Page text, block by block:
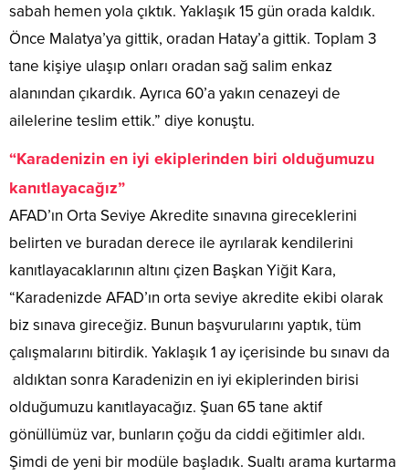
sabah hemen yola çıktık. Yaklaşık 15 gün orada kaldık.
Önce Malatya’ya gittik, oradan Hatay’a gittik. Toplam 3
tane kişiye ulaşıp onları oradan sağ salim enkaz
alanından çıkardık. Ayrıca 60’a yakın cenazeyi de
ailelerine teslim ettik.” diye konuştu.
“Karadenizin en iyi ekiplerinden biri olduğumuzu
kanıtlayacağız”
AFAD’ın Orta Seviye Akredite sınavına gireceklerini
belirten ve buradan derece ile ayrılarak kendilerini
kanıtlayacaklarının altını çizen Başkan Yiğit Kara,
“Karadenizde AFAD’ın orta seviye akredite ekibi olarak
biz sınava gireceğiz. Bunun başvurularını yaptık, tüm
çalışmalarını bitirdik. Yaklaşık 1 ay içerisinde bu sınavı da
aldıktan sonra Karadenizin en iyi ekiplerinden birisi
olduğumuzu kanıtlayacağız. Şuan 65 tane aktif
gönüllümüz var, bunların çoğu da ciddi eğitimler aldı.
Şimdi de yeni bir modüle başladık. Sualtı arama kurtarma